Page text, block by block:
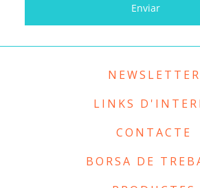
NEWSLETTER
LINKS
CONTACTE
BORSA DE